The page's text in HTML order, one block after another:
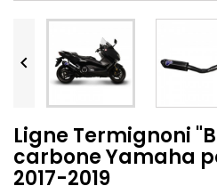

Ligne Termignoni
carbone Yamaha
2017-2019